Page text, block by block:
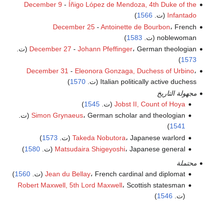
December 9 - Íñigo López de Mendoza, 4th Duke of the
Infantado (ت. 1566
)
December 25- Antoinette de Bourbon، French
noblewoman (ت.
1583
)
December 27 - Johann Pfeffinger، German theologian (ت.
1573
)
December 31 - Eleonora Gonzaga, Duchess of Urbino،
Italian politically active duchess (ت.
1570
)
مجهولة التاريخ
Jobst II, Count of Hoya(ت. 1545
)
Simon Grynaeus، German scholar and theologian (ت.
1541
)
Takeda Nobutora، Japanese warlord (ت. 1573
)
Matsudaira Shigeyoshi، Japanese general (ت. 1580
)
محتملة
Jean du Bellay، French cardinal and diplomat (ت. 1560
)
Robert Maxwell, 5th Lord Maxwell، Scottish statesman
(ت. 1546
)